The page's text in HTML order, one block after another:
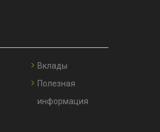
Вклады
Полезная
информация